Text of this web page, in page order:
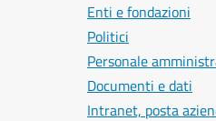
Enti e fondazioni
Politici
Personale
Documenti e dati
Intranet, posta